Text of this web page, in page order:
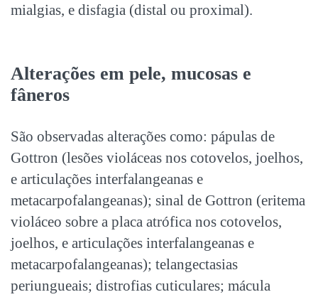
mialgias, e disfagia (distal ou proximal).
Alterações em pele, mucosas e
fâneros
São observadas alterações como: pápulas de
Gottron (lesões violáceas nos cotovelos, joelhos,
e articulações interfalangeanas e
metacarpofalangeanas); sinal de Gottron (eritema
violáceo sobre a placa atrófica nos cotovelos,
joelhos, e articulações interfalangeanas e
metacarpofalangeanas); telangectasias
periungueais; distrofias cuticulares; mácula